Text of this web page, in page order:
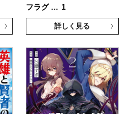
フラグ … 1
詳しく見る